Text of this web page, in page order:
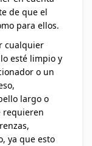
de que el
para ellos.
cualquier
esté limpio y
o un
largo o
requieren
ya que esto